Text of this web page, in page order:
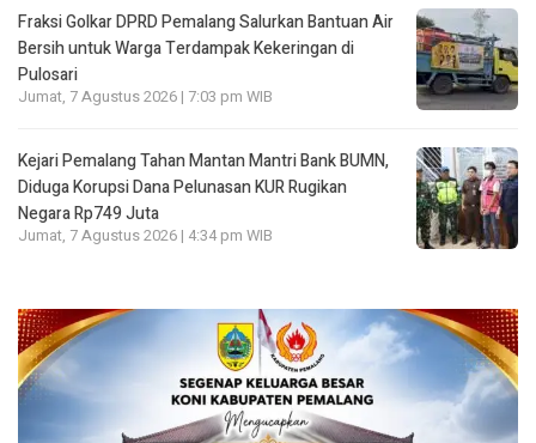
Fraksi Golkar DPRD Pemalang Salurkan Bantuan Air
Bersih untuk Warga Terdampak Kekeringan di
Pulosari
Jumat, 7 Agustus 2026 | 7:03 pm WIB
Kejari Pemalang Tahan Mantan Mantri Bank BUMN,
Diduga Korupsi Dana Pelunasan KUR Rugikan
Negara Rp749 Juta
Jumat, 7 Agustus 2026 | 4:34 pm WIB